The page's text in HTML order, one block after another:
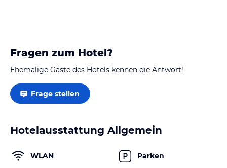
Fragen zum Hotel?
Ehemalige Gäste des Hotels kennen die Antwort!
Frage stellen
Hotelausstattung Allgemein
WLAN Parken